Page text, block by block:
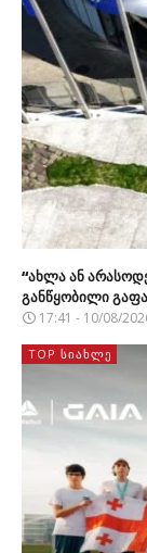
“ახლა ან
განწყობილი
17:41 - 10/08/
TOP ᲡᲘᲐᲮᲚᲔ